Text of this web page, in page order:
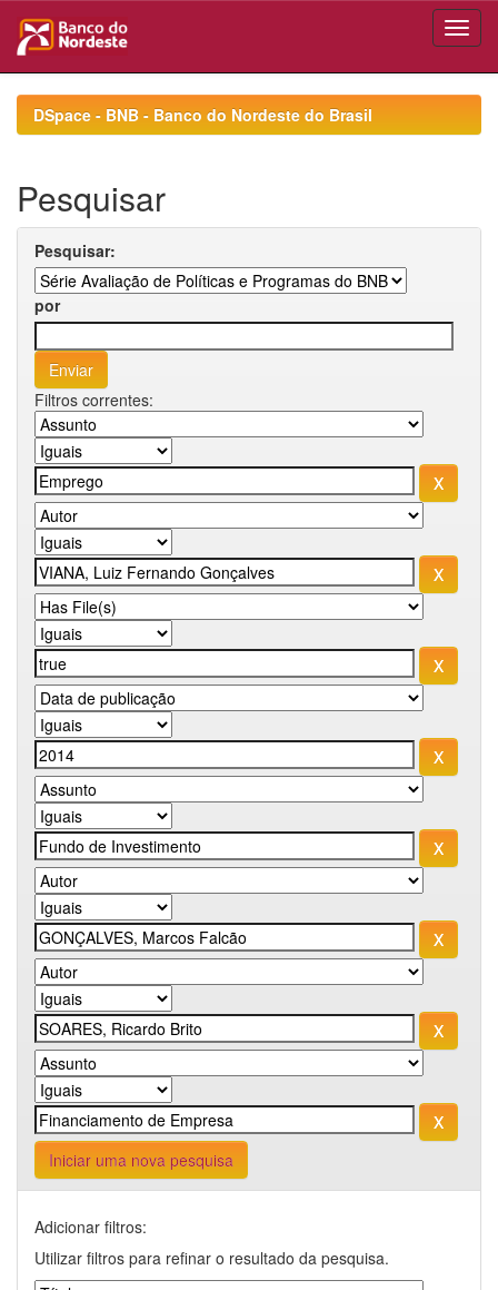
navigationDSpace - BNB - Banco do Nordeste do Brasil
Pesquisar
Pesquisar:
por
Filtros correntes:
Iniciar uma nova pesquisa
Adicionar filtros:
Utilizar filtros para refinar o resultado da pesquisa.